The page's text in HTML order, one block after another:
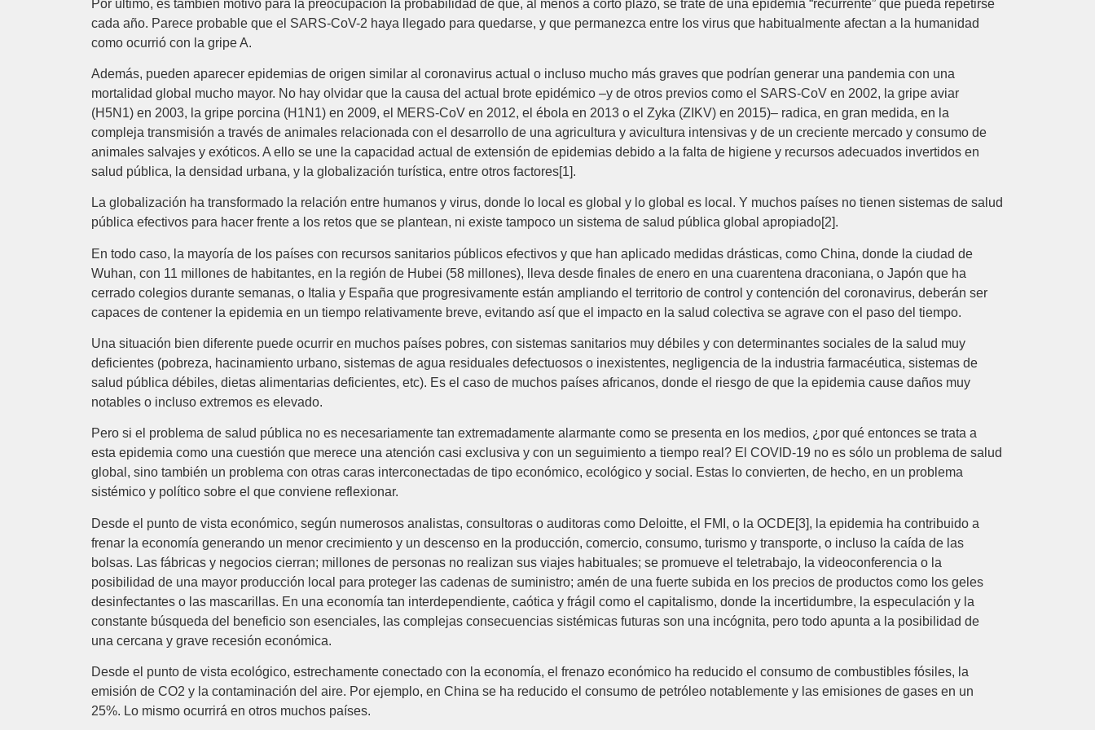
Por último, es también motivo para la preocupación la probabilidad de que, al menos a corto plazo, se trate de una epidemia “recurrente” que pueda repetirse
cada año. Parece probable que el SARS-CoV-2 haya llegado para quedarse, y que permanezca entre los virus que habitualmente afectan a la humanidad
como ocurrió con la gripe A.
Además, pueden aparecer epidemias de origen similar al coronavirus actual o incluso mucho más graves que podrían generar una pandemia con una
mortalidad global mucho mayor. No hay olvidar que la causa del actual brote epidémico –y de otros previos como el SARS-CoV en 2002, la gripe aviar
(H5N1) en 2003, la gripe porcina (H1N1) en 2009, el MERS-CoV en 2012, el ébola en 2013 o el Zyka (ZIKV) en 2015)– radica, en gran medida, en la
compleja transmisión a través de animales relacionada con el desarrollo de una agricultura y avicultura intensivas y de un creciente mercado y consumo de
animales salvajes y exóticos. A ello se une la capacidad actual de extensión de epidemias debido a la falta de higiene y recursos adecuados invertidos en
salud pública, la densidad urbana, y la globalización turística, entre otros factores[1].
La globalización ha transformado la relación entre humanos y virus, donde lo local es global y lo global es local. Y muchos países no tienen sistemas de salud
pública efectivos para hacer frente a los retos que se plantean, ni existe tampoco un sistema de salud pública global apropiado[2].
En todo caso, la mayoría de los países con recursos sanitarios públicos efectivos y que han aplicado medidas drásticas, como China, donde la ciudad de
Wuhan, con 11 millones de habitantes, en la región de Hubei (58 millones), lleva desde finales de enero en una cuarentena draconiana, o Japón que ha
cerrado colegios durante semanas, o Italia y España que progresivamente están ampliando el territorio de control y contención del coronavirus, deberán ser
capaces de contener la epidemia en un tiempo relativamente breve, evitando así que el impacto en la salud colectiva se agrave con el paso del tiempo.
Una situación bien diferente puede ocurrir en muchos países pobres, con sistemas sanitarios muy débiles y con determinantes sociales de la salud muy
deficientes (pobreza, hacinamiento urbano, sistemas de agua residuales defectuosos o inexistentes, negligencia de la industria farmacéutica, sistemas de
salud pública débiles, dietas alimentarias deficientes, etc). Es el caso de muchos países africanos, donde el riesgo de que la epidemia cause daños muy
notables o incluso extremos es elevado.
Pero si el problema de salud pública no es necesariamente tan extremadamente alarmante como se presenta en los medios, ¿por qué entonces se trata a
esta epidemia como una cuestión que merece una atención casi exclusiva y con un seguimiento a tiempo real? El COVID-19 no es sólo un problema de salud
global, sino también un problema con otras caras interconectadas de tipo económico, ecológico y social. Estas lo convierten, de hecho, en un problema
sistémico y político sobre el que conviene reflexionar.
Desde el punto de vista económico, según numerosos analistas, consultoras o auditoras como Deloitte, el FMI, o la OCDE[3], la epidemia ha contribuido a
frenar la economía generando un menor crecimiento y un descenso en la producción, comercio, consumo, turismo y transporte, o incluso la caída de las
bolsas. Las fábricas y negocios cierran; millones de personas no realizan sus viajes habituales; se promueve el teletrabajo, la videoconferencia o la
posibilidad de una mayor producción local para proteger las cadenas de suministro; amén de una fuerte subida en los precios de productos como los geles
desinfectantes o las mascarillas. En una economía tan interdependiente, caótica y frágil como el capitalismo, donde la incertidumbre, la especulación y la
constante búsqueda del beneficio son esenciales, las complejas consecuencias sistémicas futuras son una incógnita, pero todo apunta a la posibilidad de
una cercana y grave recesión económica.
Desde el punto de vista ecológico, estrechamente conectado con la economía, el frenazo económico ha reducido el consumo de combustibles fósiles, la
emisión de CO2 y la contaminación del aire. Por ejemplo, en China se ha reducido el consumo de petróleo notablemente y las emisiones de gases en un
25%. Lo mismo ocurrirá en otros muchos países.